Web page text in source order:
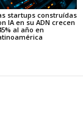
startups construídas
IA en su ADN crecen
al año en